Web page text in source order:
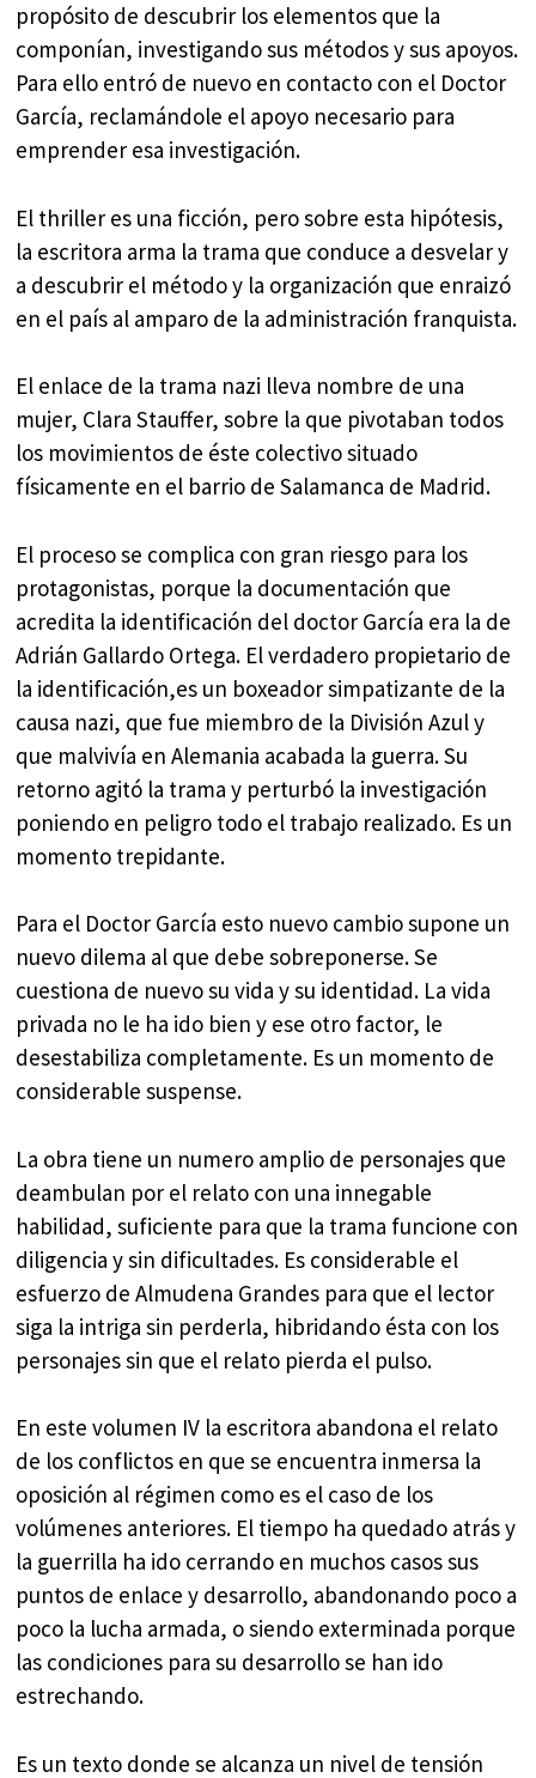
propósito de descubrir los elementos que la
componían, investigando sus métodos y sus apoyos.
Para ello entró de nuevo en contacto con el Doctor
García, reclamándole el apoyo necesario para
emprender esa investigación.
El thriller es una ficción, pero sobre esta hipótesis,
la escritora arma la trama que conduce a desvelar y
a descubrir el método y la organización que enraizó
en el país al amparo de la administración franquista.
El enlace de la trama nazi lleva nombre de una
mujer, Clara Stauffer, sobre la que pivotaban todos
los movimientos de éste colectivo situado
físicamente en el barrio de Salamanca de Madrid.
El proceso se complica con gran riesgo para los
protagonistas, porque la documentación que
acredita la identificación del doctor García era la de
Adrián Gallardo Ortega. El verdadero propietario de
la identificación,es un boxeador simpatizante de la
causa nazi, que fue miembro de la División Azul y
que malvivía en Alemania acabada la guerra. Su
retorno agitó la trama y perturbó la investigación
poniendo en peligro todo el trabajo realizado. Es un
momento trepidante.
Para el Doctor García esto nuevo cambio supone un
nuevo dilema al que debe sobreponerse. Se
cuestiona de nuevo su vida y su identidad. La vida
privada no le ha ido bien y ese otro factor, le
desestabiliza completamente. Es un momento de
considerable suspense.
La obra tiene un numero amplio de personajes que
deambulan por el relato con una innegable
habilidad, suficiente para que la trama funcione con
diligencia y sin dificultades. Es considerable el
esfuerzo de Almudena Grandes para que el lector
siga la intriga sin perderla, hibridando ésta con los
personajes sin que el relato pierda el pulso.
En este volumen IV la escritora abandona el relato
de los conflictos en que se encuentra inmersa la
oposición al régimen como es el caso de los
volúmenes anteriores. El tiempo ha quedado atrás y
la guerrilla ha ido cerrando en muchos casos sus
puntos de enlace y desarrollo, abandonando poco a
poco la lucha armada, o siendo exterminada porque
las condiciones para su desarrollo se han ido
estrechando.
Es un texto donde se alcanza un nivel de tensión